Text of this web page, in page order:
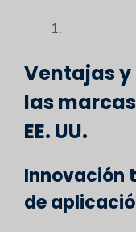
Ventajas
las
EE. UU.
Innovación
de